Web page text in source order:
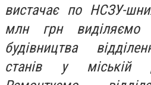
вистачає по НСЗУ-
млн грн виділяємо
будівництва
станів у міській